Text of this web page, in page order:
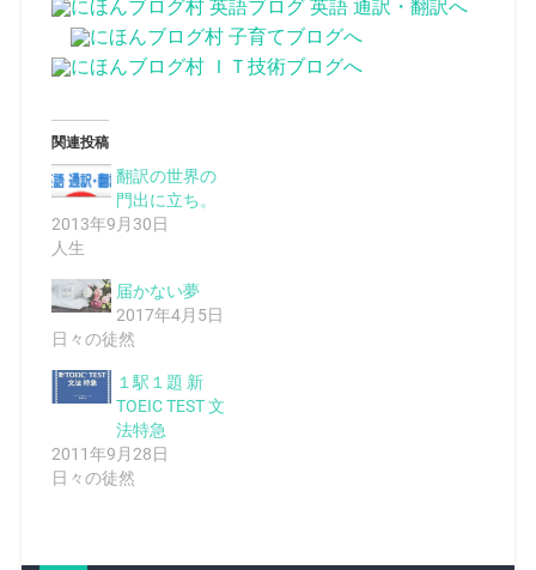
関連投稿
翻訳の世界の
門出に立ち。
2013年9月30日
人生
届かない夢
2017年4月5日
日々の徒然
１駅１題 新
TOEIC TEST 文
法特急
2011年9月28日
日々の徒然